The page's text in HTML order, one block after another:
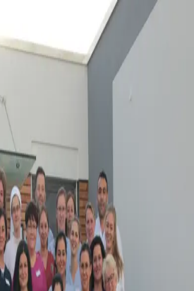
Kloster Grafschaft!
über 205 Betten, die auf zehn
unsere Patient:innen in den
Kardiologie, Allergologie,
mit einem Schwerpunkt auf die
Akutmedizin und im Medizinischen
bestehen unsere Pflegeteams aus
die unsere Patient:innen in festen Teams
Qualität versorgen. Gerade sind wir
in unseren Teams, weshalb wir uns
Einrichtung